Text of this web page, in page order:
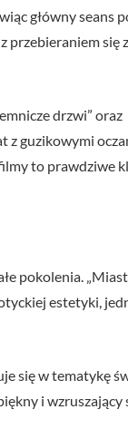
główny seans
przebieraniem się
drzwi” oraz
z guzikowymi
to prawdziwe
pokolenia.
estetyki,
się w tematykę
i wzruszający